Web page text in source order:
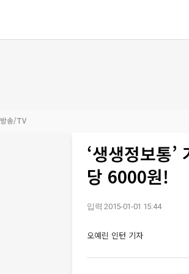
방송/TV
‘생생정보통
당 6000원!
입력 2015-01-01 15:44
오예린 인턴 기자